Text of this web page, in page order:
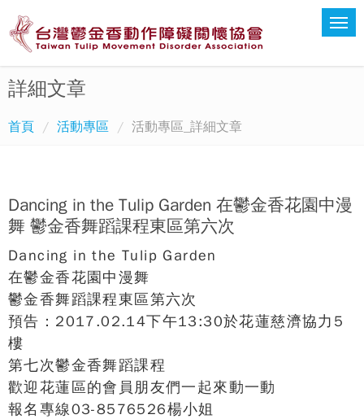
詳細文章
首頁 活動專區 活動專區_詳細文章
Dancing in the Tulip Garden 在鬱金香花園中漫
舞 鬱金香舞蹈課程東區第六次
Dancing in the Tulip Garden
在鬱金香花園中漫舞
鬱金香舞蹈課程東區第六次
預告：2017.02.14下午13:30於花蓮慈濟協力5
樓
第七次鬱金香舞蹈課程
歡迎花蓮區的會員朋友們一起來動一動
報名專線03-8576526楊小姐